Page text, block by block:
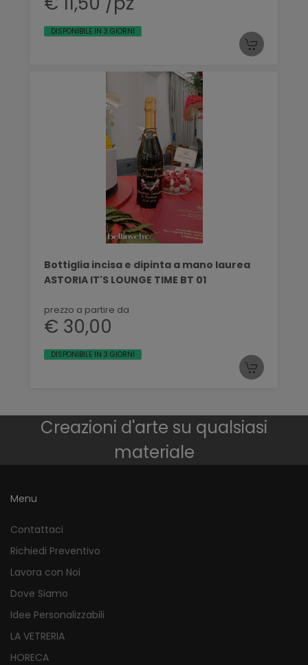
DISPONIBILE IN 3 GIORNI
Bottiglia incisa e dipinta a mano laurea
ASTORIA IT'S LOUNGE TIME BT 01
prezzo a partire da
€ 30,00
DISPONIBILE IN 3 GIORNI
Creazioni d'arte su qualsiasi
materiale
Menu
Contattaci
Richiedi Preventivo
Lavora con Noi
Dove Siamo
Idee Personalizzabili
LA VETRERIA
HORECA